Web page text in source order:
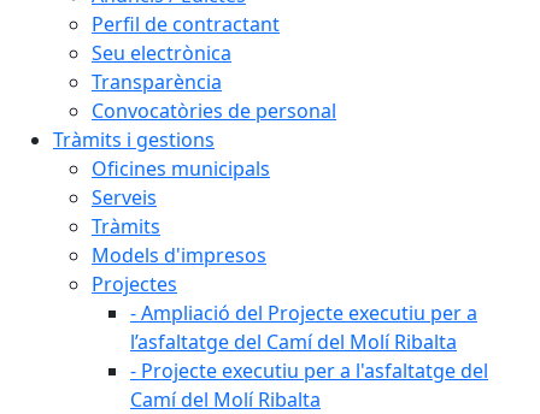
Perfil de contractant
Seu electrònica
Transparència
Convocatòries de personal
Tràmits i gestions
Oficines municipals
Serveis
Tràmits
Models d'impresos
Projectes
- Ampliació del Projecte executiu per a
l’asfaltatge del Camí del Molí Ribalta
- Projecte executiu per a l'asfaltatge del
Camí del Molí Ribalta